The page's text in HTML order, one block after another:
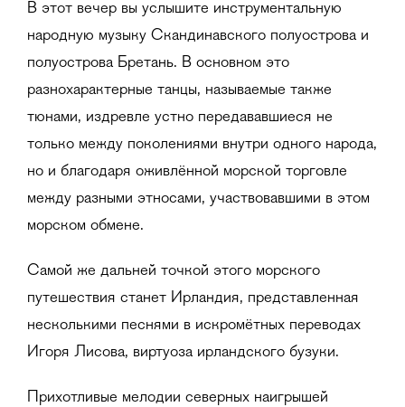
В этот вечер вы услышите инструментальную
народную музыку Скандинавского полуострова и
полуострова Бретань. В основном это
разнохарактерные танцы, называемые также
тюнами, издревле устно передававшиеся не
только между поколениями внутри одного народа,
но и благодаря оживлённой морской торговле
между разными этносами, участвовавшими в этом
морском обмене.
Самой же дальней точкой этого морского
путешествия станет Ирландия, представленная
несколькими песнями в искромётных переводах
Игоря Лисова, виртуоза ирландского бузуки.
Прихотливые мелодии северных наигрышей